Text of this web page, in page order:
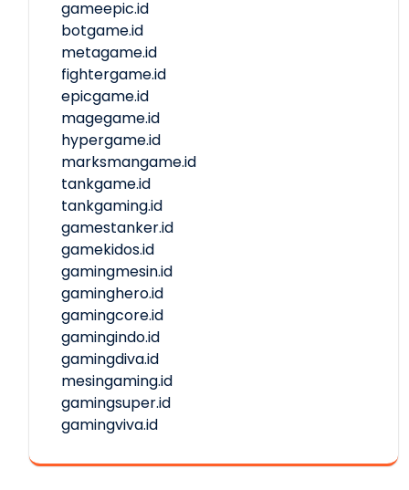
gameepic.id
botgame.id
metagame.id
fightergame.id
epicgame.id
magegame.id
hypergame.id
marksmangame.id
tankgame.id
tankgaming.id
gamestanker.id
gamekidos.id
gamingmesin.id
gaminghero.id
gamingcore.id
gamingindo.id
gamingdiva.id
mesingaming.id
gamingsuper.id
gamingviva.id